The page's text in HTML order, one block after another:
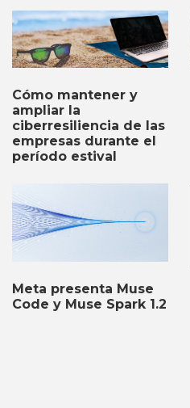
Cómo mantener y
ampliar la
ciberresiliencia de las
empresas durante el
período estival
Meta presenta Muse
Code y Muse Spark 1.2